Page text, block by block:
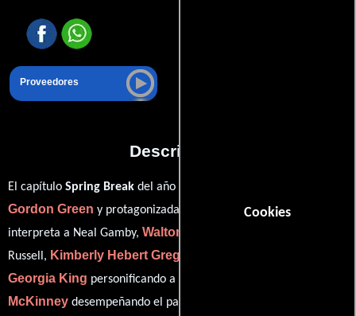
Cookies
Proveedores
Descripción
El capítulo Spring Break del año 2017, está dirigido por
Gordon Green y protagonizada por Danny McBride
interpreta a Neal Gamby, Walton Goggins
Russell, Kimberly Hebert Gregory
Georgia King personificando a Amanda Snodgrass y
McKinney desempeñando el papel de Dayshawn (